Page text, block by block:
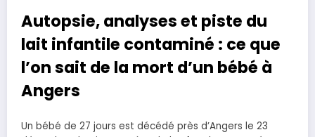
Autopsie, analyses et piste du
lait infantile contaminé : ce que
l’on sait de la mort d’un bébé à
Angers
Un bébé de 27 jours est décédé près d’Angers le 23